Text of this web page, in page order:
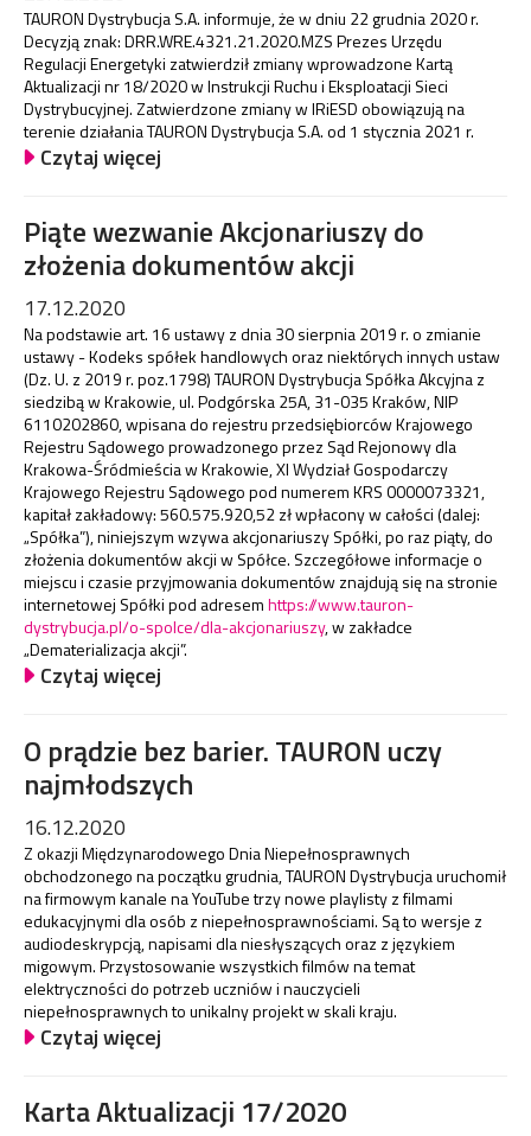
TAURON Dystrybucja S.A. informuje, że w dniu 22 grudnia 2020 r.
Decyzją znak: DRR.WRE.4321.21.2020.MZS Prezes Urzędu
Regulacji Energetyki zatwierdził zmiany wprowadzone Kartą
Aktualizacji nr 18/2020 w Instrukcji Ruchu i Eksploatacji Sieci
Dystrybucyjnej. Zatwierdzone zmiany w IRiESD obowiązują na
terenie działania TAURON Dystrybucja S.A. od 1 stycznia 2021 r.
Czytaj więcej
Piąte wezwanie Akcjonariuszy do
złożenia dokumentów akcji
17.12.2020
Na podstawie art. 16 ustawy z dnia 30 sierpnia 2019 r. o zmianie
ustawy - Kodeks spółek handlowych oraz niektórych innych ustaw
(Dz. U. z 2019 r. poz.1798) TAURON Dystrybucja Spółka Akcyjna z
siedzibą w Krakowie, ul. Podgórska 25A, 31-035 Kraków, NIP
6110202860, wpisana do rejestru przedsiębiorców Krajowego
Rejestru Sądowego prowadzonego przez Sąd Rejonowy dla
Krakowa-Śródmieścia w Krakowie, XI Wydział Gospodarczy
Krajowego Rejestru Sądowego pod numerem KRS 0000073321,
kapitał zakładowy: 560.575.920,52 zł wpłacony w całości (dalej:
„Spółka”), niniejszym wzywa akcjonariuszy Spółki, po raz piąty, do
złożenia dokumentów akcji w Spółce. Szczegółowe informacje o
miejscu i czasie przyjmowania dokumentów znajdują się na stronie
internetowej Spółki pod adresemhttps://www.tauron-
dystrybucja.pl/o-spolce/dla-akcjonariuszy, w zakładce
„Dematerializacja akcji”.
Czytaj więcej
O prądzie bez barier. TAURON uczy
najmłodszych
16.12.2020
Z okazji Międzynarodowego Dnia Niepełnosprawnych
obchodzonego na początku grudnia, TAURON Dystrybucja uruchomił
na firmowym kanale na YouTube trzy nowe playlisty z filmami
edukacyjnymi dla osób z niepełnosprawnościami. Są to wersje z
audiodeskrypcją, napisami dla niesłyszących oraz z językiem
migowym. Przystosowanie wszystkich filmów na temat
elektryczności do potrzeb uczniów i nauczycieli
niepełnosprawnych to unikalny projekt w skali kraju.
Czytaj więcej
Karta Aktualizacji 17/2020